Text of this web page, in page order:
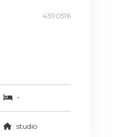
4390516
-
studio